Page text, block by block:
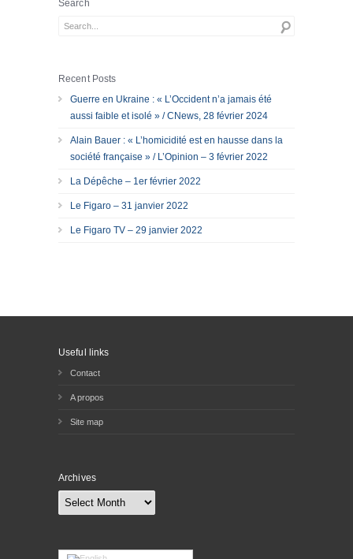
Search
Recent Posts
Guerre en Ukraine : « L’Occident n’a jamais été
aussi faible et isolé » / CNews, 28 février 2024
Alain Bauer : « L’homicidité est en hausse dans la
société française » / L’Opinion – 3 février 2022
La Dépêche – 1er février 2022
Le Figaro – 31 janvier 2022
Le Figaro TV – 29 janvier 2022
Useful links
Contact
A propos
Site map
Archives
Archives